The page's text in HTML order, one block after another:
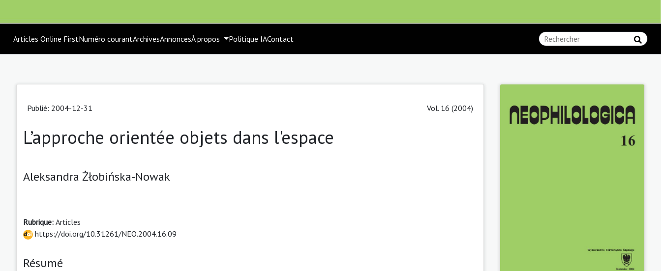
Articles Online FirstNuméro courantArchivesAnnoncesÀ propos Politique IAContact
Publié: 2004-12-31 Vol. 16 (2004)
L’approche orientée objets dans l'espace
Aleksandra Żłobińska-Nowak
Rubrique: Articles
https://doi.org/10.31261/NEO.2004.16.09
Résumé